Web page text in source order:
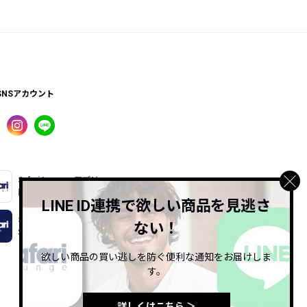
アカウント
Safari Lounge アプリ
限定の機能もあるアプリでサクサクお買い物
Safari Online
Safari公式ウェブマガジン
LINE ID連携で欲しい商品を見逃さ
ない！
欲しい商品の買い逃しを防ぐ便利な通知をお届けしま
す。